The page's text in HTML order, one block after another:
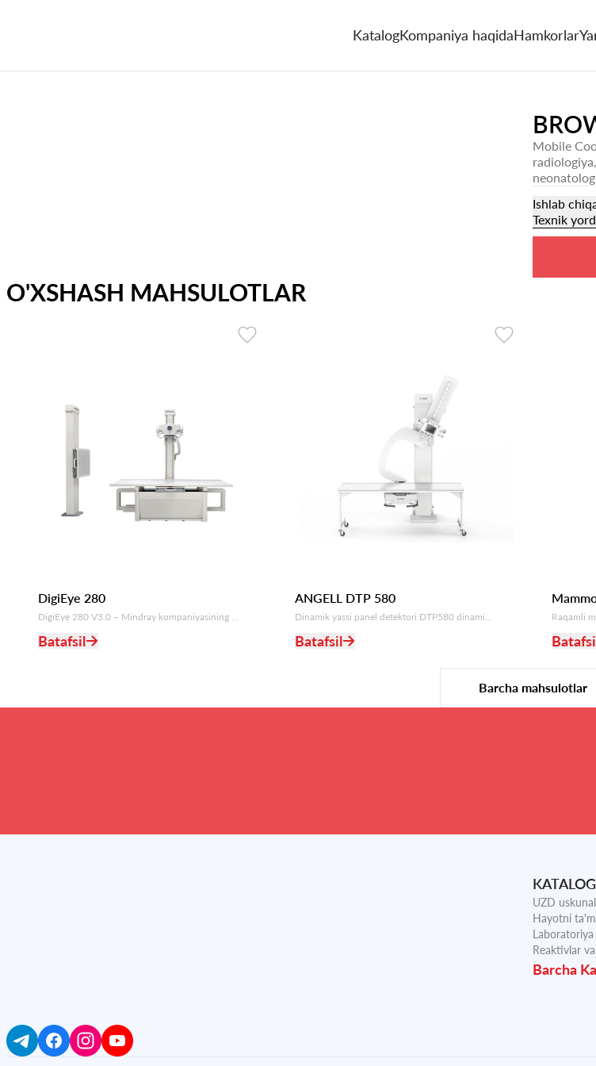
KatalogKompaniya haqidaHamkorlar
Mobile
Ishlab
Texnik
O'XSHASH MAHSULOTLAR
DigiEye 280
DigiEye 280 V3.0 – Mindray kompaniyasining ...
Batafsil
ANGELL DTP 580
Dinamik yassi panel detektori DTP580 dinami...
Batafsil
Raqamli
Barcha mahsulotlar
KATALOG
UZD
Hayotni
Reaktivlar
Barcha